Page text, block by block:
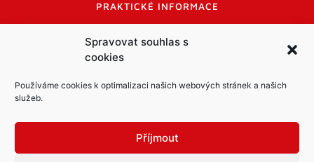
Spravovat souhlas s
cookies
Používáme cookies k optimalizaci našich webových stránek a našich
služeb.
Příjmout
PRAKTICKÉ INFORMACE
INFORMACE A KODEX DISKUTUJÍCÍCH
LOGO A LOGO MANUÁL